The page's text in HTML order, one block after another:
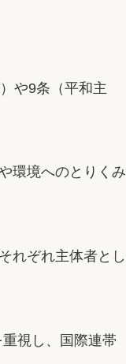
や9条（平和主
環境へのとりくみ
れぞれ主体者とし
視し、国際連帯